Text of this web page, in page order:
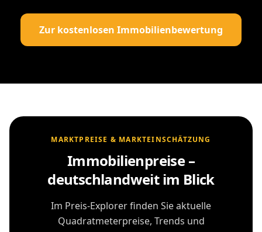
Zur kostenlosen Immobilienbewertung
MARKTPREISE & MARKTEINSCHÄTZUNG
Immobilienpreise –
deutschlandweit im Blick
Im Preis-Explorer finden Sie aktuelle
Quadratmeterpreise, Trends und